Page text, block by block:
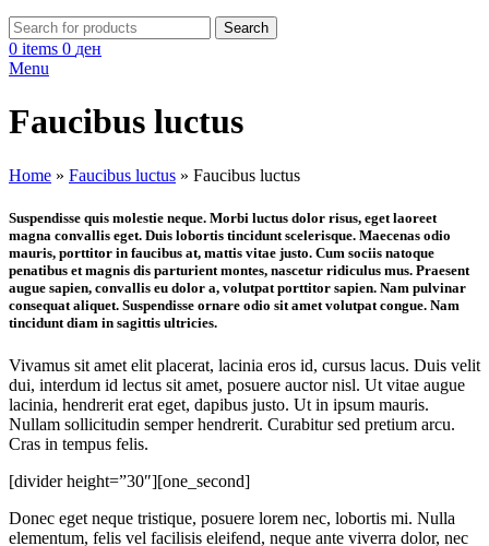
Search
0 items 0 ден
Menu
Faucibus luctus
Home » Faucibus luctus » Faucibus luctus
Suspendisse quis molestie neque. Morbi luctus dolor risus, eget laoreet
magna convallis eget. Duis lobortis tincidunt scelerisque. Maecenas odio
mauris, porttitor in faucibus at, mattis vitae justo. Cum sociis natoque
penatibus et magnis dis parturient montes, nascetur ridiculus mus. Praesent
augue sapien, convallis eu dolor a, volutpat porttitor sapien. Nam pulvinar
consequat aliquet. Suspendisse ornare odio sit amet volutpat congue. Nam
tincidunt diam in sagittis ultricies.
Vivamus sit amet elit placerat, lacinia eros id, cursus lacus. Duis velit
dui, interdum id lectus sit amet, posuere auctor nisl. Ut vitae augue
lacinia, hendrerit erat eget, dapibus justo. Ut in ipsum mauris.
Nullam sollicitudin semper hendrerit. Curabitur sed pretium arcu.
Cras in tempus felis.
[divider height=”30″][one_second]
Donec eget neque tristique, posuere lorem nec, lobortis mi. Nulla
elementum, felis vel facilisis eleifend, neque ante viverra dolor, nec